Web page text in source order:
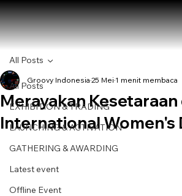
All Posts
EXHIBITION & TRADING
LAUNCHING & ACTIVATION
GATHERING & AWARDING
Latest event
Offline Event
All Posts
Merayakan Kesetaraan
International Women's
Groovy Indonesia 25 Mei 1 menit membaca